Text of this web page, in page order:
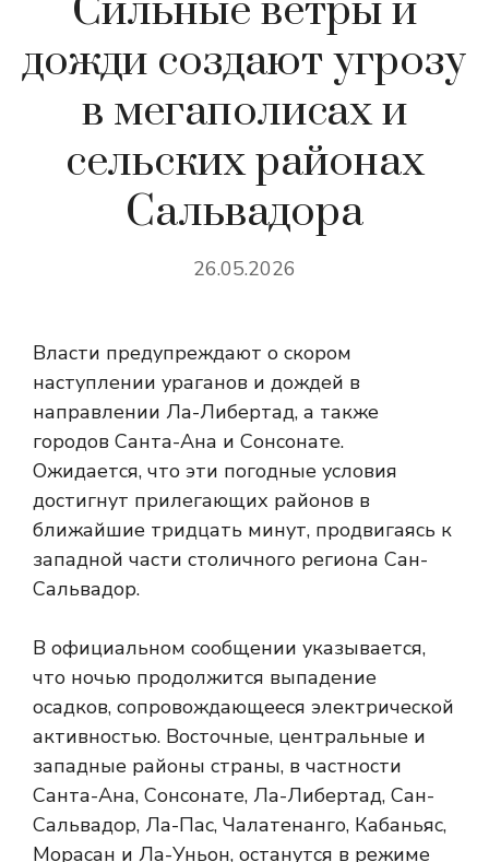
Сильные ветры и
дожди создают угрозу
в мегаполисах и
сельских районах
Сальвадора
26.05.2026
Власти предупреждают о скором
наступлении ураганов и дождей в
направлении Ла-Либертад, а также
городов Санта-Ана и Сонсонате.
Ожидается, что эти погодные условия
достигнут прилегающих районов в
ближайшие тридцать минут, продвигаясь к
западной части столичного региона Сан-
Сальвадор.
В официальном сообщении указывается,
что ночью продолжится выпадение
осадков, сопровождающееся электрической
активностью. Восточные, центральные и
западные районы страны, в частности
Санта-Ана, Сонсонате, Ла-Либертад, Сан-
Сальвадор, Ла-Пас, Чалатенанго, Кабаньяс,
Морасан и Ла-Уньон, останутся в режиме